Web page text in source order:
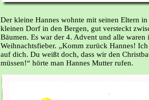
Der kleine Hannes wohnte mit seinen Eltern
kleinen Dorf in den Bergen, gut versteckt
Bäumen. Es war der 4. Advent und alle waren
Weihnachtsfieber. „Komm zurück Hannes!
auf dich. Du weißt doch, dass wir den
müssen!“ hörte man Hannes Mutter rufen.